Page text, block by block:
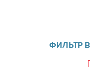
ФИЛЬТР